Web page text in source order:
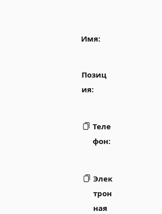
Имя:
Позиц
ия:
Теле
фон:
Элек
трон
ная